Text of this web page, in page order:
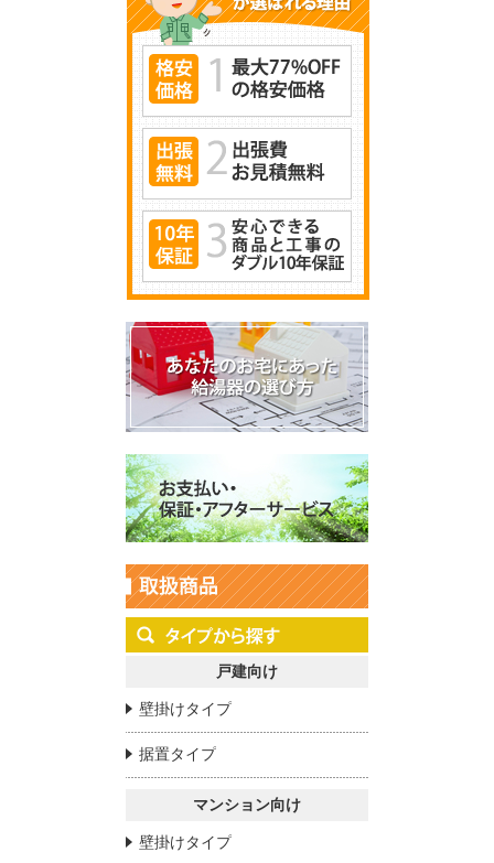
戸建向け
壁掛けタイプ
据置タイプ
マンション向け
壁掛けタイプ